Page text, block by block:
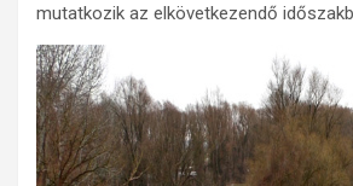
mutatkozik az elkövetkezendő